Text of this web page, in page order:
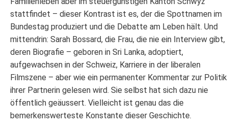
stattfindet – dieser Kontrast ist es, der die Spottnamen im
Bundestag produziert und die Debatte am Leben hält. Und
mittendrin: Sarah Bossard, die Frau, die nie ein Interview gibt,
deren Biografie – geboren in Sri Lanka, adoptiert,
aufgewachsen in der Schweiz, Karriere in der liberalen
Filmszene – aber wie ein permanenter Kommentar zur Politik
ihrer Partnerin gelesen wird. Sie selbst hat sich dazu nie
öffentlich geäussert. Vielleicht ist genau das die
bemerkenswerteste Konstante dieser Geschichte.